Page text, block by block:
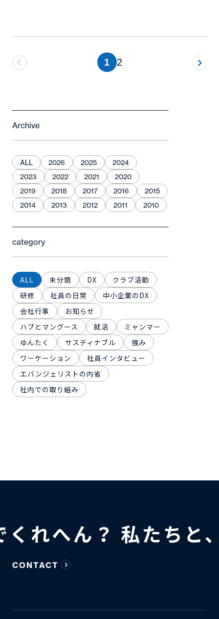
1 2
Archive
ALL 2026 2025
2024
2023
2022 2021
2020
2019
2018 2017 2016
2015
2014
2013 2012 2011 2010
category
ALL 未分類 DX
クラブ活動
研修
社員の日常
中小企業のDX
会社行事
お知らせ
ハブとマングース
就活
ミャンマー
ゆんたく
サスティナブル
強み
ワーケーション
社員インタビュー
エバンジェリストの内省
社内での取り組み
CONTACT